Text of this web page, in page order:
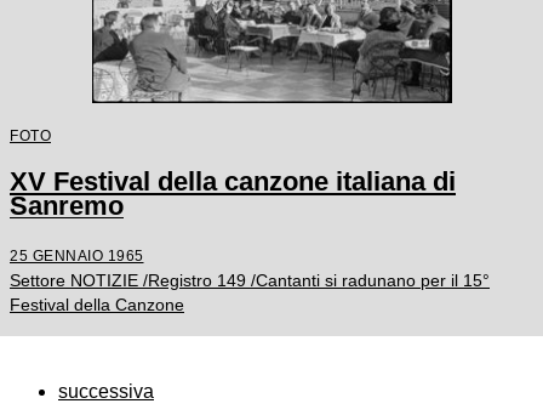
FOTO
XV Festival della canzone italiana di
Sanremo
25 GENNAIO 1965
Settore NOTIZIE /Registro 149 /Cantanti si radunano per il 15°
Festival della Canzone
successiva